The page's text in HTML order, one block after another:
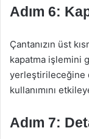
Adım 6:
Çantanızın üst
kapatma işlemini
yerleştirileceğine
kullanımını
Adım 7: